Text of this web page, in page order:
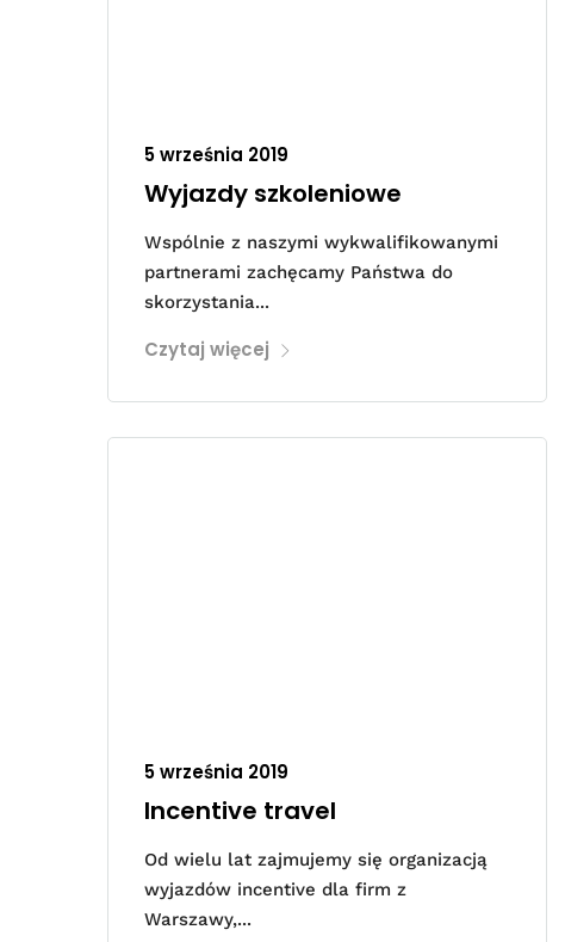
5 września 2019
Wyjazdy szkoleniowe
Wspólnie z naszymi wykwalifikowanymi
partnerami zachęcamy Państwa do
skorzystania...
Czytaj więcej
5 września 2019
Incentive travel
Od wielu lat zajmujemy się organizacją
wyjazdów incentive dla firm z
Warszawy,...